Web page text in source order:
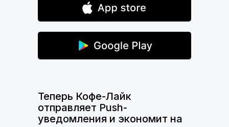
Теперь Кофе-Лайк
отправляет Push-
уведомления и экономит на